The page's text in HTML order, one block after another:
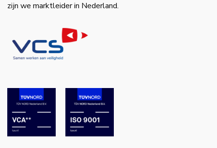
zijn we marktleider in Nederland.